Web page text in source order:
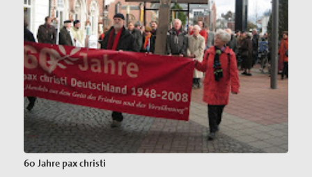
60 Jahre pax christi